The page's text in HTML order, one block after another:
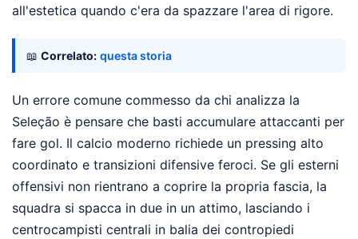
all'estetica quando c'era da spazzare l'area di rigore.
📖 Correlato: questa storia
Un errore comune commesso da chi analizza la
Seleção è pensare che basti accumulare attaccanti per
fare gol. Il calcio moderno richiede un pressing alto
coordinato e transizioni difensive feroci. Se gli esterni
offensivi non rientrano a coprire la propria fascia, la
squadra si spacca in due in un attimo, lasciando i
centrocampisti centrali in balia dei contropiedi